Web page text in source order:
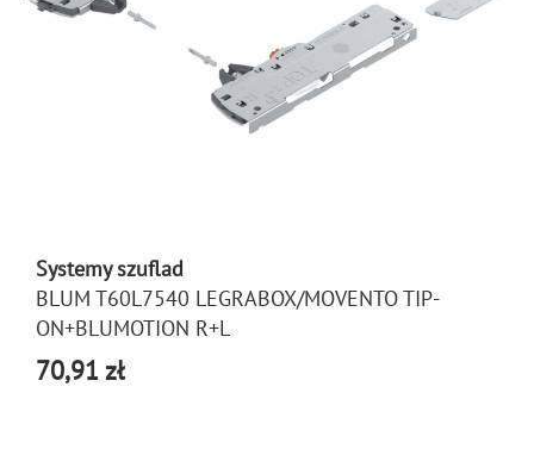
Systemy szuflad
BLUM T60L7540 LEGRABOX/MOVENTO TIP-
ON+BLUMOTION R+L
70,91 zł